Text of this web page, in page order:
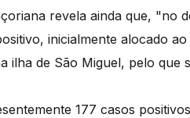
revela ainda que, "no
inicialmente alocado
ilha de São Miguel, pelo que
177 casos